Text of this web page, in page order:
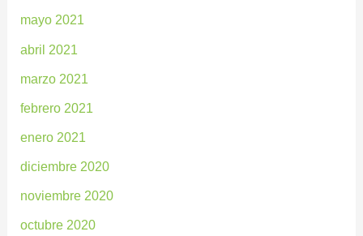
mayo 2021
abril 2021
marzo 2021
febrero 2021
enero 2021
diciembre 2020
noviembre 2020
octubre 2020